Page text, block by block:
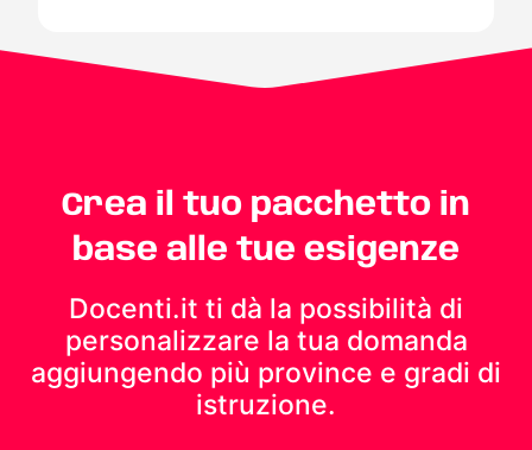
Crea il tuo pacchetto in
base alle tue esigenze
Docenti.it ti dà la possibilità di
personalizzare la tua domanda
aggiungendo più province e gradi di
istruzione.